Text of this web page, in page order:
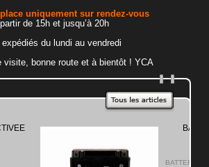
uniquement sur rendez-vous
de 15h et jusqu’à 20h
du lundi au vendredi
visite, bonne route et à bientôt ! YCA
.
BATTERIE KYOTO KTX9-BS YTX9-BS GTX9-BS
KTX9-BS YTX9-BS GTX9-BS SANS ENTRETIEN